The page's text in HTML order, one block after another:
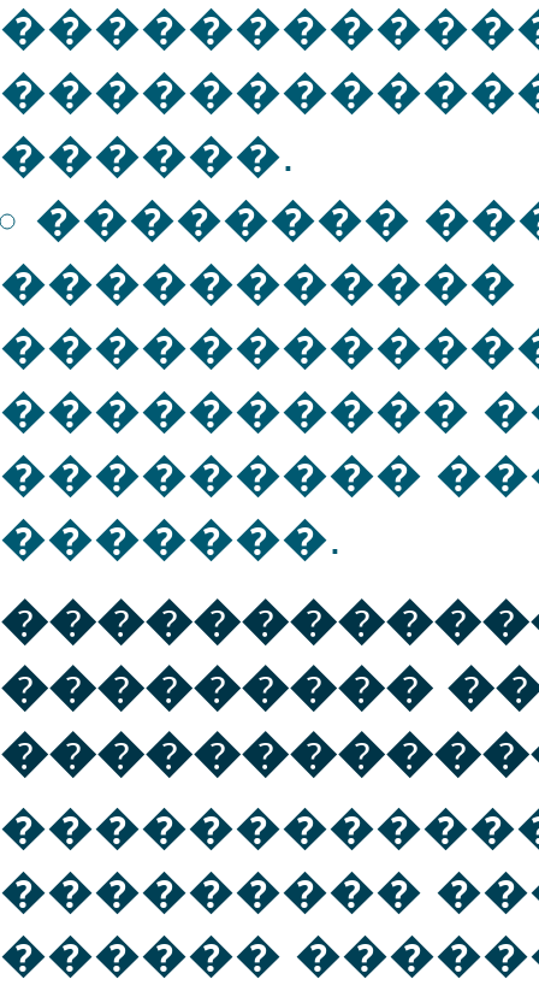
������.
��������
�����������
����������
���������
�������.
���������
�������������
���������
������